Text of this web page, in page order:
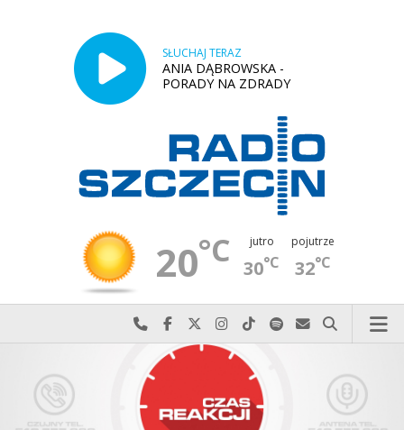
SŁUCHAJ TERAZ
ANIA DĄBROWSKA -
PORADY NA ZDRADY
20°C jutro
30°C
pojutrze
32°C
Najlepiej po prostu do nas zadzwoń
Odwiedź nas na Facebook-u
Odwiedź nas na X
Odwiedź nas na Instagram-ie
Odwiedź nas na TikTok-u
Szukaj nas na Spotify
Wyślij do nas
Szukaj